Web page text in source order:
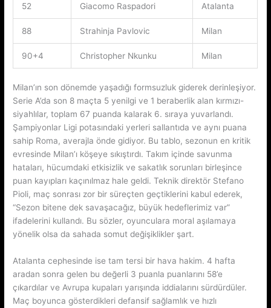
52 Giacomo Raspadori Atalanta
88 Strahinja Pavlovic Milan
90+4 Christopher Nkunku Milan
Milan’ın son dönemde yaşadığı formsuzluk giderek derinleşiyor.
Serie A’da son 8 maçta 5 yenilgi ve 1 beraberlik alan kırmızı-
siyahlılar, toplam 67 puanda kalarak 6. sıraya yuvarlandı.
Şampiyonlar Ligi potasındaki yerleri sallantıda ve aynı puana
sahip Roma, averajla önde gidiyor. Bu tablo, sezonun en kritik
evresinde Milan’ı köşeye sıkıştırdı. Takım içinde savunma
hataları, hücumdaki etkisizlik ve sakatlık sorunları birleşince
puan kayıpları kaçınılmaz hale geldi. Teknik direktör Stefano
Pioli, maç sonrası zor bir süreçten geçtiklerini kabul ederek,
“Sezon bitene dek savaşacağız, büyük hedeflerimiz var”
ifadelerini kullandı. Bu sözler, oyunculara moral aşılamaya
yönelik olsa da sahada somut değişiklikler şart.
Atalanta cephesinde ise tam tersi bir hava hakim. 4 hafta
aradan sonra gelen bu değerli 3 puanla puanlarını 58’e
çıkardılar ve Avrupa kupaları yarışında iddialarını sürdürdüler.
Maç boyunca gösterdikleri defansif sağlamlık ve hızlı